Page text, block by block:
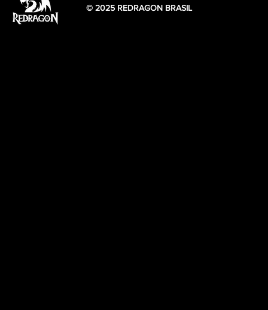
© 2025 REDRAGON BRASIL